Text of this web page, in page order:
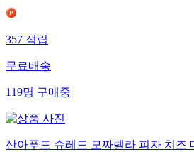
357 적립
무료배송
119명 구매중
산아푸드 슈레드 모짜렐라 피자 치즈